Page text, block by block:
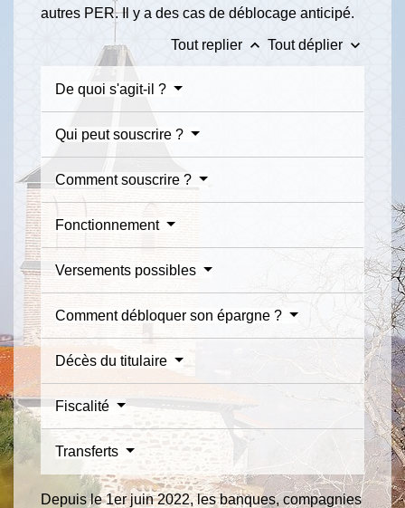
autres PER. Il y a des cas de déblocage anticipé.
Tout replier keyboard_arrow_up Tout déplier keyboard_arrow_down
De quoi s'agit-il ?
Qui peut souscrire ?
Comment souscrire ?
Fonctionnement
Versements possibles
Comment débloquer son épargne ?
Décès du titulaire
Fiscalité
Transferts
Depuis le 1erjuin 2022, les banques, compagnies